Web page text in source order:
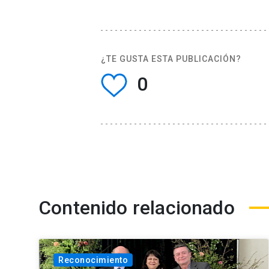
¿TE GUSTA ESTA PUBLICACIÓN?
0
Contenido relacionado
Reconocimiento